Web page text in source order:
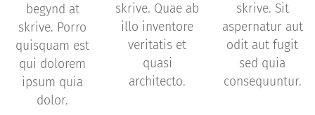
begynd at
skrive. Porro
quisquam est
qui dolorem
ipsum quia
dolor.
skrive. Quae ab
illo inventore
veritatis et
quasi
architecto.
skrive. Sit
aspernatur aut
odit aut fugit
sed quia
consequuntur.